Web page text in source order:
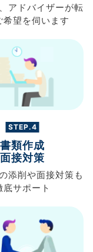
アドバイザーが転
希望を伺います
STEP.4
書類作成
面接対策
添削や面接対策も
底サポート